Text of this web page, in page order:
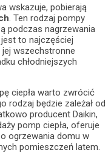
wskazuje, pobierają
. Ten rodzaj pompy
podczas nagrzewania
jest to najczęściej
jej wszechstronne
chłodniejszych
ciepła warto zwrócić
rodzaj będzie zależał od
producent Daikin,
pomp ciepła, oferuje
ogrzewania domu w
pomieszczeń latem.